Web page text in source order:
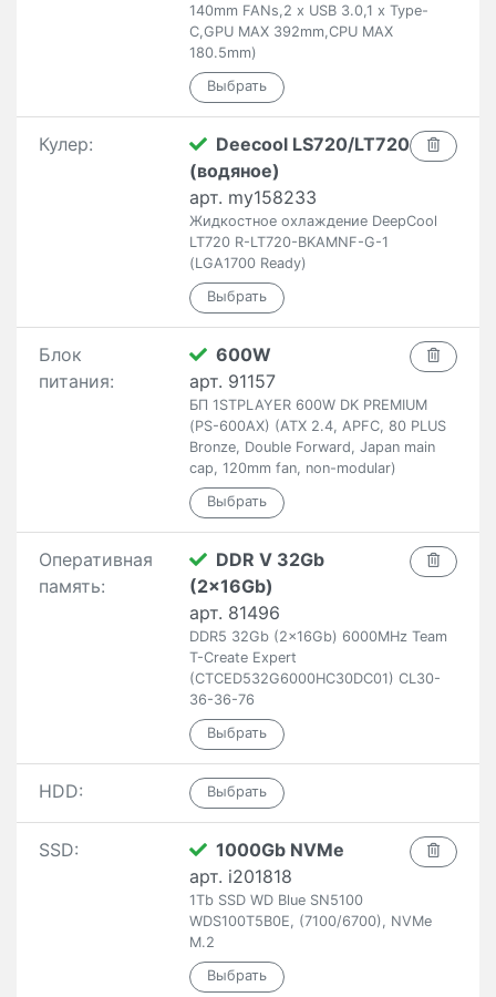
140mm FANs,2 x USB 3.0,1 x Type-
C,GPU MAX 392mm,CPU MAX
180.5mm)
Кулер:
Deecool LS720/LT720
(водяное)
арт. my158233
Жидкостное охлаждение DeepCool
LT720 R-LT720-BKAMNF-G-1
(LGA1700 Ready)
Блок
питания:
600W
арт. 91157
БП 1STPLAYER 600W DK PREMIUM
(PS-600AX) (ATX 2.4, APFC, 80 PLUS
Bronze, Double Forward, Japan main
cap, 120mm fan, non-modular)
Оперативная
память:
DDR V 32Gb
(2x16Gb)
арт. 81496
DDR5 32Gb (2x16Gb) 6000MHz Team
T-Create Expert
(CTCED532G6000HC30DC01) CL30-
36-36-76
HDD:
SSD:
1000Gb NVMe
арт. i201818
1Tb SSD WD Blue SN5100
WDS100T5B0E, (7100/6700), NVMe
M.2